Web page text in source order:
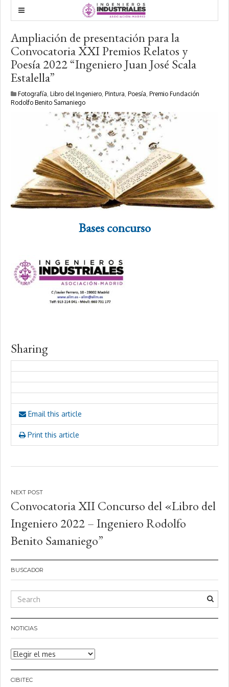
Ampliación de presentación para la
Convocatoria XXI Premios Relatos y
Poesía 2022 “Ingeniero Juan José Scala
Estalella”
Fotografía, Libro del Ingeniero, Pintura, Poesía, Premio Fundación
Rodolfo Benito Samaniego
Bases concurso
Sharing
Email this article
Print this article
Navegación
de
entradas
Convocatoria XII Concurso del «Libro del
Ingeniero 2022 – Ingeniero Rodolfo
Benito Samaniego”
BUSCADOR
NOTICIAS
Noticias
CIBITEC